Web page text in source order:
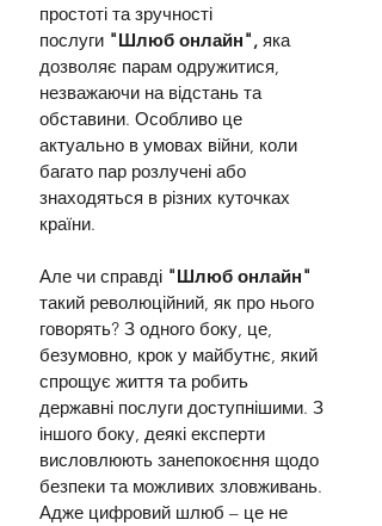
простоті та зручності
послуги "Шлюб онлайн", яка
дозволяє парам одружитися,
незважаючи на відстань та
обставини. Особливо це
актуально в умовах війни, коли
багато пар розлучені або
знаходяться в різних куточках
країни.
Але чи справді "Шлюб онлайн"
такий революційний, як про нього
говорять? З одного боку, це,
безумовно, крок у майбутнє, який
спрощує життя та робить
державні послуги доступнішими. З
іншого боку, деякі експерти
висловлюють занепокоєння щодо
безпеки та можливих зловживань.
Адже цифровий шлюб – це не